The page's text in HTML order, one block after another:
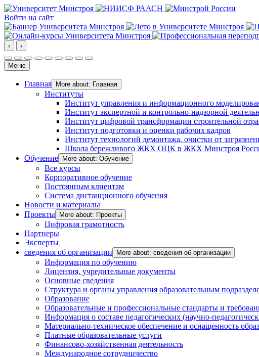
Войти на сайт
‹ ›
Меню
Главная More about: Главная
Институты
Институт управления и информационного
Институт экспертной и контрольно-надзорной
Институт цифровой трансформации строительной
Институт подготовки и оценки рабочих кадров
Институт технологий демонтажа, очистки от
Школа бережливого ЖКХ ОЦК в ЖКХ Минстроя
Обучение
More about: Обучение
Все курсы
Корпоративное обучение
Постоянным клиентам
Система дистанционного обучения
Новости и материалы
Проекты
More about: Проекты
Цифровая грамотность
Партнеры
Эксперты
сведения об организации
More about: сведения об организации
Информация по обучению
Лицензия, учредительные документы
Основные сведения
Структура и органы управления образовательным
Образование
Образовательные и профессиональные стандарты и
Информация о составе педагогических (научно-
Материально-техническое обеспечение и оснащенность
Платные образовательные услуги
Финансово-хозяйственная деятельность
Международное сотрудничество